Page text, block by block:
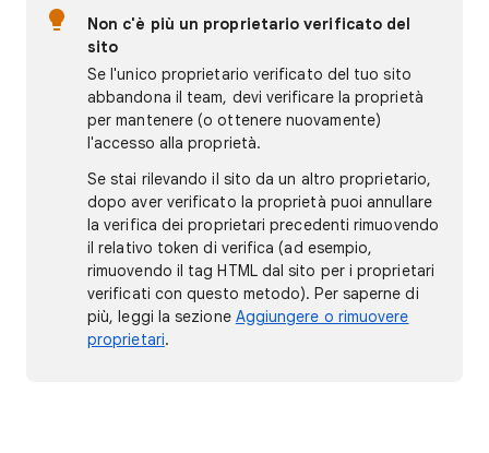
Non c'è più un proprietario verificato del
sito
Se l'unico proprietario verificato del tuo sito
abbandona il team, devi verificare la proprietà
per mantenere (o ottenere nuovamente)
l'accesso alla proprietà.
Se stai rilevando il sito da un altro proprietario,
dopo aver verificato la proprietà puoi annullare
la verifica dei proprietari precedenti rimuovendo
il relativo token di verifica (ad esempio,
rimuovendo il tag HTML dal sito per i proprietari
verificati con questo metodo). Per saperne di
più, leggi la sezione Aggiungere o rimuovere
proprietari.